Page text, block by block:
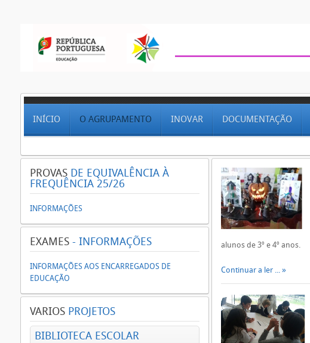
INÍCIO O AGRUPAMENTO INOVAR DOCUMENTAÇÃO
alunos de 3º e 4º anos.
Continuar a ler ...
PROVAS DE EQUIVALÊNCIA À
FREQUÊNCIA 25/26
INFORMAÇÕES
EXAMES - INFORMAÇÕES
INFORMAÇÕES AOS ENCARREGADOS DE
EDUCAÇÃO
VARIOS PROJETOS
BIBLIOTECA ESCOLAR